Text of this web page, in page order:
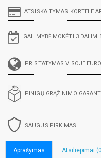
ATSISKAITYMAS KORTELE
GALIMYBĖ MOKĖTI 3
PRISTATYMAS VISOJE
PINIGŲ GRĄŽINIMO
SAUGUS PIRKIMAS
Aprašymas Atsiliepimai